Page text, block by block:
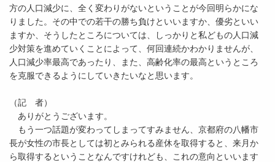
方の人口減少に、全く変わりがないということが今回明らかにな
りました。その中での若干の勝ち負けといいますか、優劣といい
ますか、そうしたところについては、しっかりと私どもの人口減
少対策を進めていくことによって、何回連続かわかりませんが、
人口減少率最高であったり、また、高齢化率の最高というところ
を克服できるようにしていきたいなと思います。
（記 者）
ありがとうございます。
もう一つ話題が変わってしまってすみません、京都府の八幡市
長が女性の市長としては初とみられる産休を取得すると、来月か
ら取得するということなんですけれども、これの意向といいます